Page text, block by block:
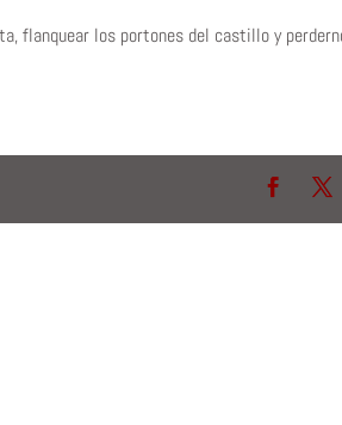
flanquear los portones del castillo y